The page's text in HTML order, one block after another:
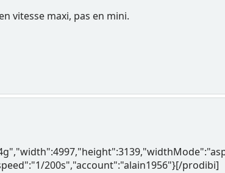
vitesse maxi, pas en mini.
200s","account":"alain1956"}[/prodibi]